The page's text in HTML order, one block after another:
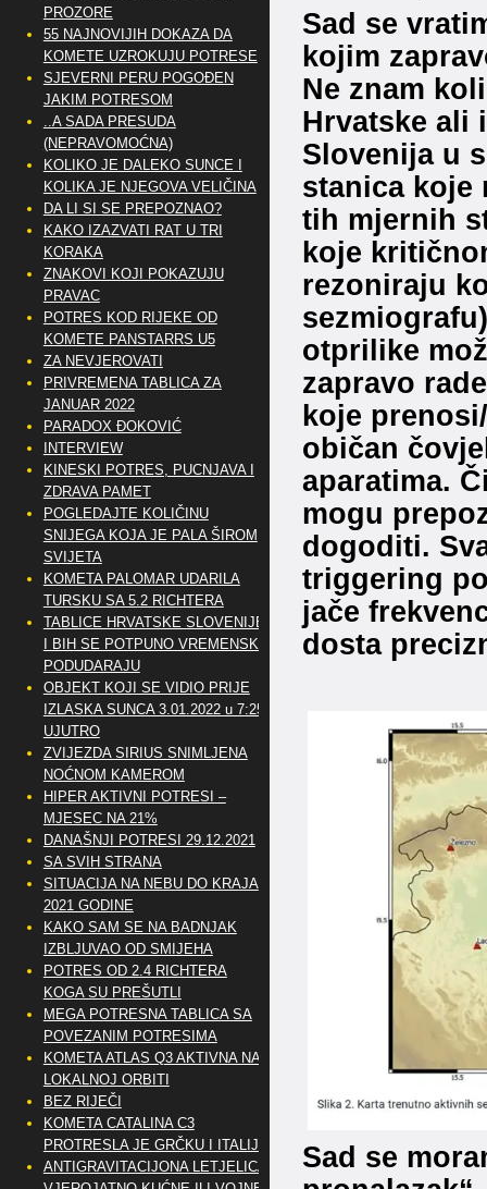
Sad se
kojim
Ne znam
Hrvatske ali
Slovenija u
stanica koje
tih mjernih
koje
rezoniraju
otprilike
zapravo
koje
običan
aparatima.
mogu
dogoditi.
triggering
jače
dosta
Sad se
PROZORE
55 NAJNOVIJIH DOKAZA DA
KOMETE UZROKUJU POTRESE
SJEVERNI PERU POGOĐEN
JAKIM POTRESOM
..A SADA PRESUDA
(NEPRAVOMOĆNA)
KOLIKO JE DALEKO SUNCE I
KOLIKA JE NJEGOVA VELIČINA
DA LI SI SE PREPOZNAO?
KAKO IZAZVATI RAT U TRI
KORAKA
ZNAKOVI KOJI POKAZUJU
PRAVAC
POTRES KOD RIJEKE OD
KOMETE PANSTARRS U5
ZA NEVJEROVATI
PRIVREMENA TABLICA ZA
JANUAR 2022
PARADOX ĐOKOVIĆ
INTERVIEW
KINESKI POTRES, PUCNJAVA I
ZDRAVA PAMET
POGLEDAJTE KOLIČINU
SNIJEGA KOJA JE PALA ŠIROM
SVIJETA
KOMETA PALOMAR UDARILA
TURSKU SA 5.2 RICHTERA
TABLICE HRVATSKE SLOVENIJE
I BIH SE POTPUNO VREMENSKI
PODUDARAJU
OBJEKT KOJI SE VIDIO PRIJE
IZLASKA SUNCA 3.01.2022 u 7:25
UJUTRO
ZVIJEZDA SIRIUS SNIMLJENA
NOĆNOM KAMEROM
HIPER AKTIVNI POTRESI –
MJESEC NA 21%
DANAŠNJI POTRESI 29.12.2021
SA SVIH STRANA
SITUACIJA NA NEBU DO KRAJA
2021 GODINE
KAKO SAM SE NA BADNJAK
IZBLJUVAO OD SMIJEHA
POTRES OD 2.4 RICHTERA
KOGA SU PREŠUTLI
MEGA POTRESNA TABLICA SA
POVEZANIM POTRESIMA
KOMETA ATLAS Q3 AKTIVNA NA
LOKALNOJ ORBITI
BEZ RIJEČI
KOMETA CATALINA C3
PROTRESLA JE GRČKU I ITALIJU
ANTIGRAVITACIJONA LETJELICA